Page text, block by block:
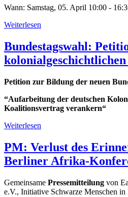
Wann: Samstag, 05. April 10:00 -
Weiterlesen
Landwirtschaft,
5.
April
München
Köln
Bundestagswahl:
Petition zur Bildung der neuen
“Aufarbeitung der deutschen
Koalitionsvertrag verankern“
Weiterlesen
Petition
zur
kolonialgeschichtlichen
PM: Verlust des
Berliner Afrika-
Gemeinsame Pressemitteilung von
e.V., Initiative Schwarze Menschen